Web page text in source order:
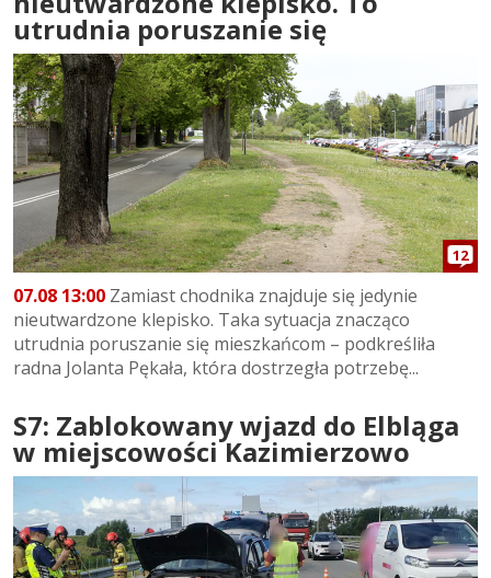
utrudnia poruszanie się
12
07.08 13:00 Zamiast chodnika znajduje się jedynie
nieutwardzone klepisko. Taka sytuacja znacząco
utrudnia poruszanie się mieszkańcom – podkreśliła
radna Jolanta Pękała, która dostrzegła potrzebę...
S7: Zablokowany wjazd do Elbląga
w miejscowości Kazimierzowo